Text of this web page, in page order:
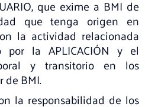
que exime a BMI de
que tenga origen en
la actividad relacionada
por la APLICACIÓN y el
y transitorio en los
de BMI.
la responsabilidad de los